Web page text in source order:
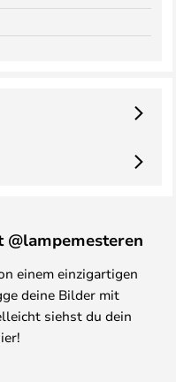
einem einzigartigen
deine Bilder mit
siehst du dein